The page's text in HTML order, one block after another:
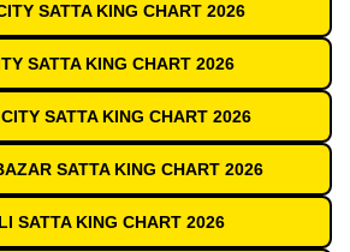
SATTA KING CHART 2026
SATTA KING CHART 2026
SATTA KING CHART 2026
SATTA KING CHART 2026
SATTA KING CHART 2026